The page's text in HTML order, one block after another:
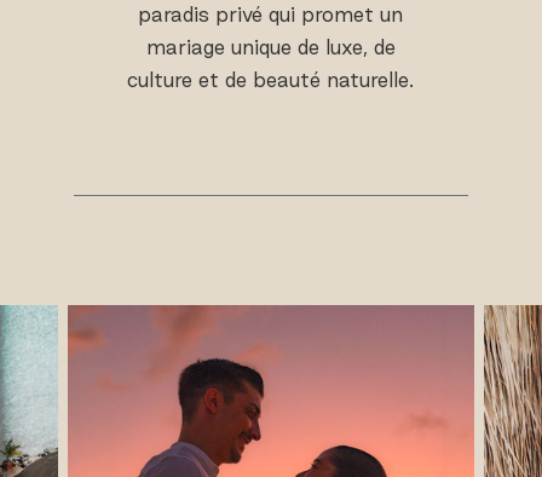
paradis privé qui promet un
mariage unique de luxe, de
culture et de beauté naturelle.